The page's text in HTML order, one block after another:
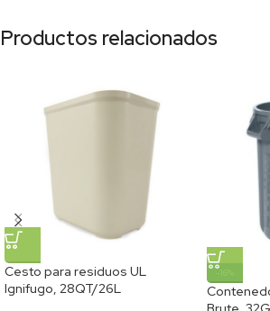
Productos relacionados
Cesto para residuos UL
Ignifugo, 28QT/26L
-16%